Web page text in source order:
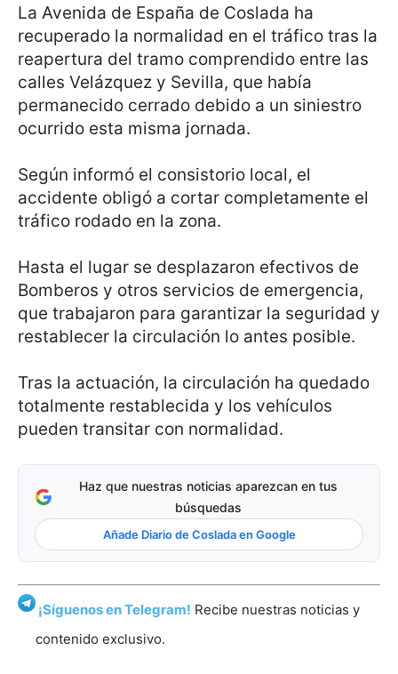
La Avenida de España de Coslada ha
recuperado la normalidad en el tráfico tras la
reapertura del tramo comprendido entre las
calles Velázquez y Sevilla, que había
permanecido cerrado debido a un siniestro
ocurrido esta misma jornada.
Según informó el consistorio local, el
accidente obligó a cortar completamente el
tráfico rodado en la zona.
Hasta el lugar se desplazaron efectivos de
Bomberos y otros servicios de emergencia,
que trabajaron para garantizar la seguridad y
restablecer la circulación lo antes posible.
Tras la actuación, la circulación ha quedado
totalmente restablecida y los vehículos
pueden transitar con normalidad.
Haz que nuestras noticias aparezcan en tus
búsquedas
Añade Diario de Coslada en Google
¡Síguenos en Telegram! Recibe nuestras noticias y
contenido exclusivo.